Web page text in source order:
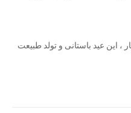
، این عید باستانی و تولد طبیعت